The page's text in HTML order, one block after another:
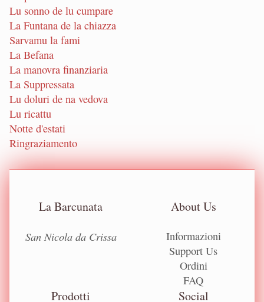
Lu sonno de lu cumpare
La Funtana de la chiazza
Sarvamu la fami
La Befana
La manovra finanziaria
La Suppressata
Lu doluri de na vedova
Lu ricattu
Notte d'estati
Ringraziamento
La Barcunata
San Nicola da Crissa
About Us
Informazioni
Support Us
Ordini
FAQ
Prodotti Social